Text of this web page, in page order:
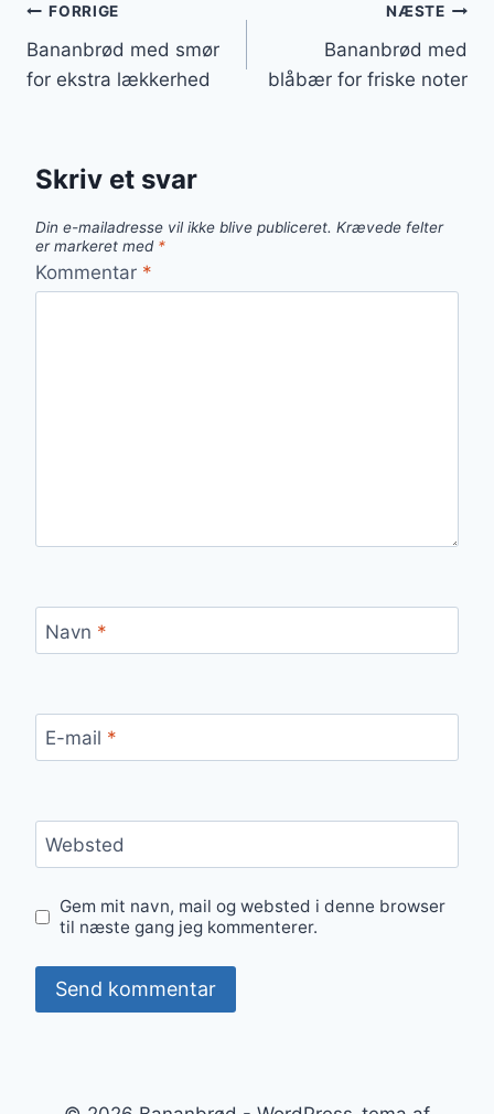
Indlægsnavigation
FORRIGE
Bananbrød med smør
for ekstra lækkerhed
NÆSTE
Bananbrød med
blåbær for friske noter
Skriv et svar
Din e-mailadresse vil ikke blive publiceret. Krævede felter
er markeret med *
Kommentar *
Navn *
E-mail *
Websted
Gem mit navn, mail og websted i denne browser
til næste gang jeg kommenterer.